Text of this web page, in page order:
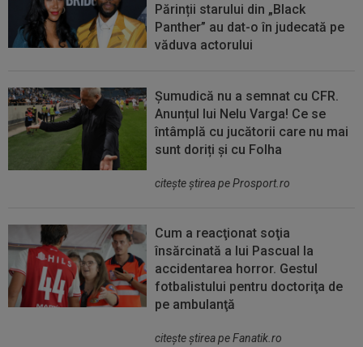
Părinții starului din „Black
Panther” au dat-o în judecată pe
văduva actorului
Șumudică nu a semnat cu CFR.
Anunțul lui Nelu Varga! Ce se
întâmplă cu jucătorii care nu mai
sunt doriți și cu Folha
citeşte ştirea pe Prosport.ro
Cum a reacţionat soţia
însărcinată a lui Pascual la
accidentarea horror. Gestul
fotbalistului pentru doctoriţa de
pe ambulanţă
citeşte ştirea pe Fanatik.ro